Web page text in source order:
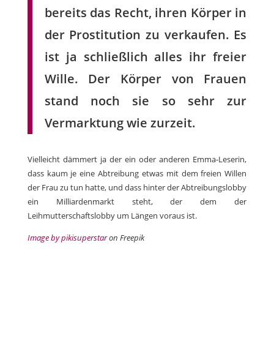
bereits das Recht, ihren Körper in
der Prostitution zu verkaufen. Es
ist ja schließlich alles ihr freier
Wille. Der Körper von Frauen
stand noch sie so sehr zur
Vermarktung wie zurzeit.
Vielleicht dämmert ja der ein oder anderen Emma-Leserin,
dass kaum je eine Abtreibung etwas mit dem freien Willen
der Frau zu tun hatte, und dass hinter der Abtreibungslobby
ein Milliardenmarkt steht, der dem der
Leihmutterschaftslobby um Längen voraus ist.
Image by pikisuperstaron Freepik